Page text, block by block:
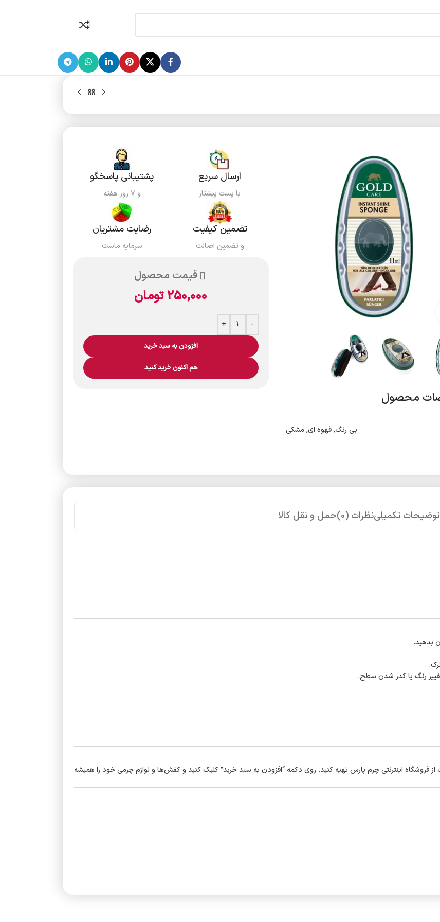
بزرگنمایی تصویر
محصول
بی رنگ,قهوه ای, مشکی
ارسال سریع
با پست پیشتاز
پشتیبانی پاسخگو
و ۷ روز هفته
تضمین کیفیت
و تضمین اصالت
رضایت مشتریان
سرمایه ماست
قیمت محصول
250,000تومان
-
+
افزودن به سبد خرید
هم اکنون خرید کنید
توضیحات تکمیلینظرات (0) حمل و نقل کالا
بدهید.
رنگ یا کدر شدن سطح.
فروشگاه اینترنتی چرم پارس تهیه کنید. روی دکمه “افزودن به سبد خرید” کلیک کنید و کفش‌ها و لوازم چرمی خود را همیشه